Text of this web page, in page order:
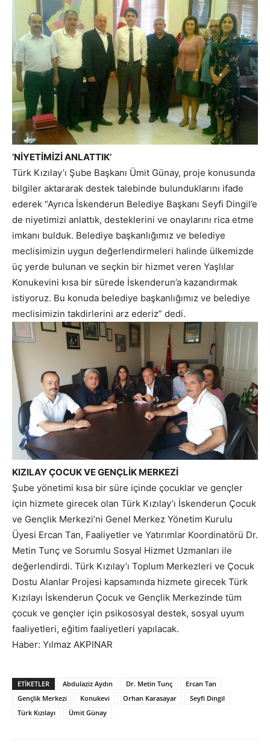
’NİYETİMİZİ ANLATTIK’
Türk Kızılay’ı Şube Başkanı Ümit Günay, proje konusunda
bilgiler aktararak destek talebinde bulunduklarını ifade
ederek “Ayrıca İskenderun Belediye Başkanı Seyfi Dingil’e
de niyetimizi anlattık, desteklerini ve onaylarını rica etme
imkanı bulduk. Belediye başkanlığımız ve belediye
meclisimizin uygun değerlendirmeleri halinde ülkemizde
üç yerde bulunan ve seçkin bir hizmet veren Yaşlılar
Konukevini kısa bir sürede İskenderun’a kazandırmak
istiyoruz. Bu konuda belediye başkanlığımız ve belediye
meclisimizin takdirlerini arz ederiz” dedi.
KIZILAY ÇOCUK VE GENÇLİK MERKEZİ
Şube yönetimi kısa bir süre içinde çocuklar ve gençler
için hizmete girecek olan Türk Kızılay’ı İskenderun Çocuk
ve Gençlik Merkezi’ni Genel Merkez Yönetim Kurulu
Üyesi Ercan Tan, Faaliyetler ve Yatırımlar Koordinatörü Dr.
Metin Tunç ve Sorumlu Sosyal Hizmet Uzmanları ile
değerlendirdi. Türk Kızılay’ı Toplum Merkezleri ve Çocuk
Dostu Alanlar Projesi kapsamında hizmete girecek Türk
Kızılayı İskenderun Çocuk ve Gençlik Merkezinde tüm
çocuk ve gençler için psikososyal destek, sosyal uyum
faaliyetleri, eğitim faaliyetleri yapılacak.
Haber: Yılmaz AKPINAR
ETIKETLER Abdulaziz Aydın Dr. Metin Tunç
Ercan Tan
Gençlik Merkezi
Konukevi Orhan Karasayar
Seyfi Dingil
Türk Kızılayı
Ümit Günay